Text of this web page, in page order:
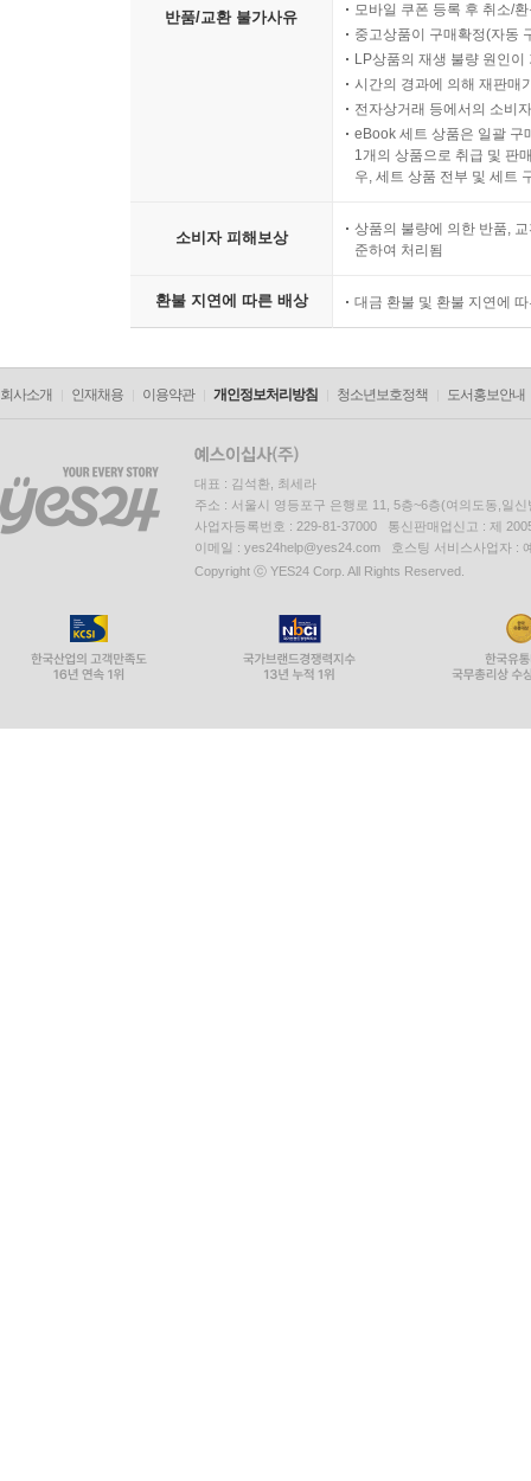
반품/교환 불가사유
모바일 쿠폰 등록 후 취소/
중고상품이 구매확정(자동
LP상품의 재생 불량 원인
시간의 경과에 의해 재판매
전자상거래 등에서의 소비
eBook 세트 상품은 일괄 구
1개의 상품으로 취급 및 판
우, 세트 상품 전부 및 세트
소비자 피해보상
상품의 불량에 의한 반품,
준하여 처리됨
환불 지연에 따른 배상 대금 환불 및 환불 지연에
회사소개 인재채용 이용약관 개인정보처리방침 청소년보호정책 도서홍보안내
대표 : 김석환, 최세라
주소 : 서울시 영등포구 은행로 11, 5층~6층(여의도동,일신
사업자등록번호 : 229-81-37000 통신판매업신고 : 제
이메일 : yes24help@yes24.com 호스팅 서비스사업자 :
Copyright ⓒ YES24 Corp. All Rights Reserved.